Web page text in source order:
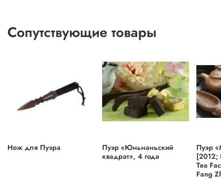
Сопутствующие товары
Нож для Пуэра
Пуэр «Юньнаньский
квадрат», 4 года
Пуэр
[2012;
Tea
Fang